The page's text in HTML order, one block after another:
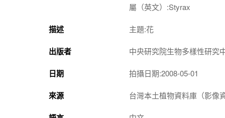
屬（英文）:Styrax
描述 主題:花
出版者 中央研究院生物多樣性研究
日期 拍攝日期:2008-05-01
來源 台灣本土植物資料庫（影像